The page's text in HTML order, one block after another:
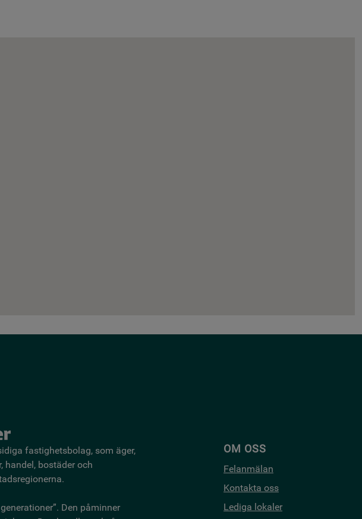
fastighetsbo­lag, som äger,
bostäder och
Den påminner
OM OSS
Felanmälan
Kontakta oss
Lediga lokaler